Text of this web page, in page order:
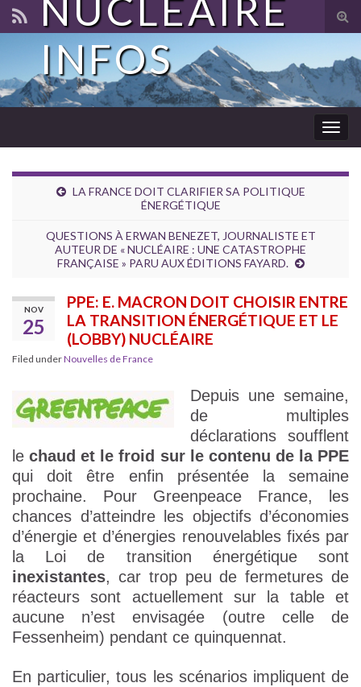
NUCLÉAIRE
INFOS
LA FRANCE DOIT CLARIFIER SA POLITIQUE
ÉNERGÉTIQUE
QUESTIONS À ERWAN BENEZET, JOURNALISTE ET
AUTEUR DE « NUCLÉAIRE : UNE CATASTROPHE
FRANÇAISE » PARU AUX ÉDITIONS FAYARD.
NOV
25
PPE: E. MACRON DOIT CHOISIR ENTRE
LA TRANSITION ÉNERGÉTIQUE ET LE
(LOBBY) NUCLÉAIRE
Filed underNouvelles de France
Depuis une semaine,
de multiples
déclarations soufflent
lechaud et le froid sur le contenu de la PPE
qui doit être enfin présentée la semaine
prochaine. Pour Greenpeace France, les
chances d’atteindre les objectifs d’économies
d’énergie et d’énergies renouvelables fixés par
la Loi de transition énergétique sont
inexistantes, car trop peu de fermetures de
réacteurs sont actuellement sur la table et
aucune n’est envisagée (outre celle de
Fessenheim) pendant ce quinquennat.
En particulier, tous les scénarios impliquent de